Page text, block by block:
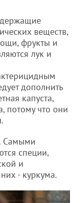
веществ,
фрукты и
лук и
дополнить
капуста,
потому что они
Самыми
специи,
и
- куркума.